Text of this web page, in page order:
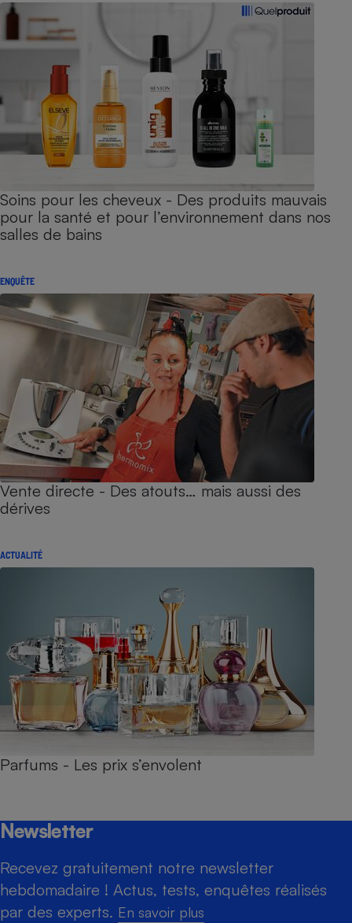
Soins pour les cheveux - Des produits mauvais
pour la santé et pour l’environnement dans nos
salles de bains
ENQUÊTE
Vente directe - Des atouts… mais aussi des
dérives
ACTUALITÉ
Parfums - Les prix s’envolent
Newsletter
Recevez gratuitement notre newsletter
hebdomadaire ! Actus, tests, enquêtes réalisés
par des experts. En savoir plus